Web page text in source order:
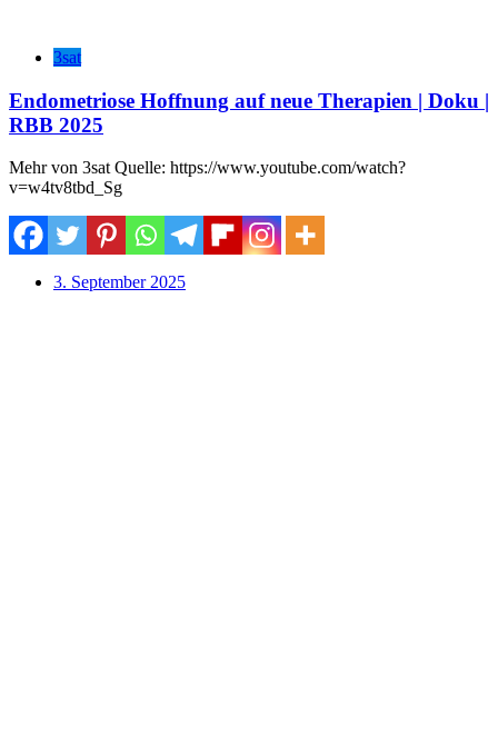
3sat
Endometriose Hoffnung auf neue Therapien | Doku |
RBB 2025
Mehr von 3sat Quelle: https://www.youtube.com/watch?
v=w4tv8tbd_Sg
3. September 2025